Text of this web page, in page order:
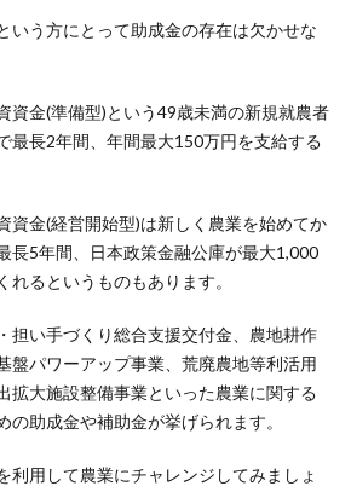
いう方にとって助成金の存在は欠かせな
資金(準備型)という49歳未満の新規就農者
最長2年間、年間最大150万円を支給する
資金(経営開始型)は新しく農業を始めてか
長5年間、日本政策金融公庫が最大1,000
るというものもあります。
担い手づくり総合支援交付金、農地耕作
盤パワーアップ事業、荒廃農地等利活用
拡大施設整備事業といった農業に関する
助成金や補助金が挙げられます。
利用して農業にチャレンジしてみましょ